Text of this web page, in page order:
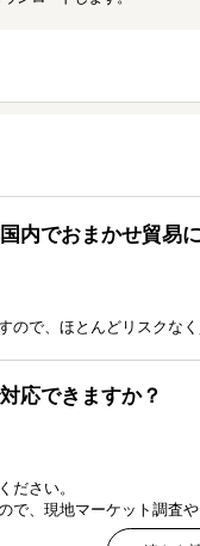
内でおまかせ貿易
で、ほとんどリスクなく
応できますか？
ださい。
、現地マーケット調査や